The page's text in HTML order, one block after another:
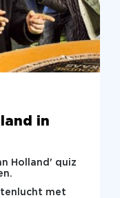
in
Holland' quiz
met